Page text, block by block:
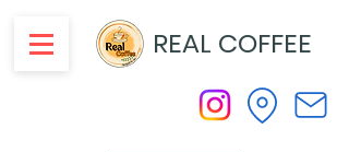
REAL COFFEE